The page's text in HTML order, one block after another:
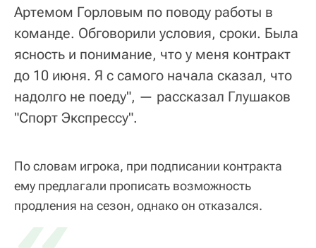
Артемом Горловым по поводу работы в
команде. Обговорили условия, сроки. Была
ясность и понимание, что у меня контракт
до 10 июня. Я с самого начала сказал, что
надолго не поеду", — рассказал Глушаков
"Спорт Экспрессу".
По словам игрока, при подписании контракта
ему предлагали прописать возможность
продления на сезон, однако он отказался.